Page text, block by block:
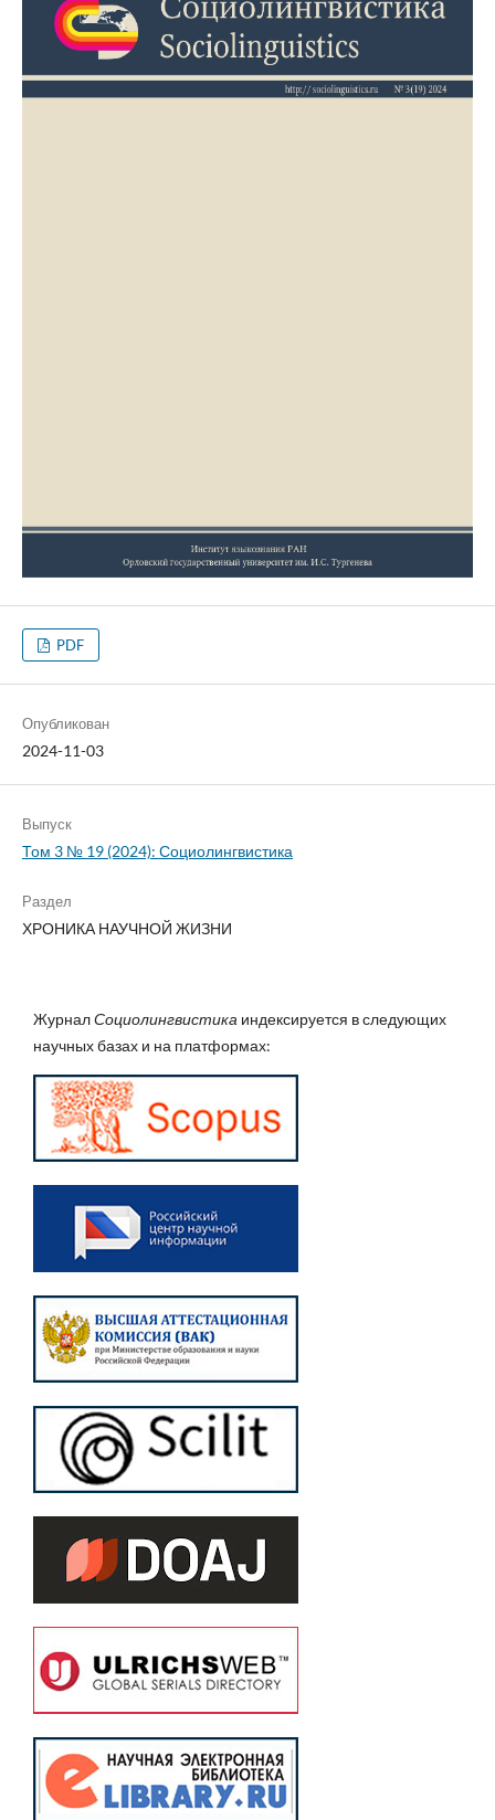
PDF
Опубликован
2024-11-03
Выпуск
Том 3 № 19 (2024): Социолингвистика
Раздел
ХРОНИКА НАУЧНОЙ ЖИЗНИ
ЖурналСоциолингвистика индексируется в следующих
научных базах и на платформах: